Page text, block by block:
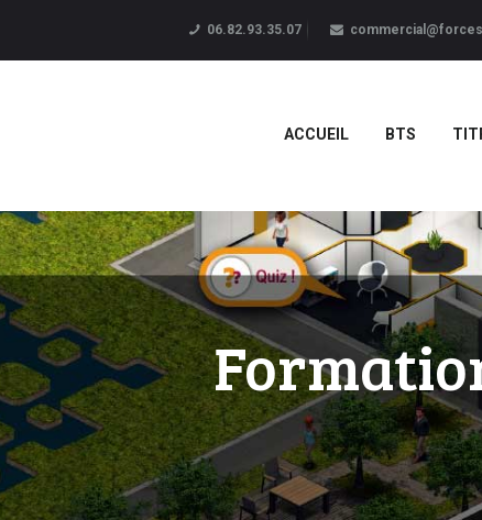
06.82.93.35.07
ACCUEIL BTS